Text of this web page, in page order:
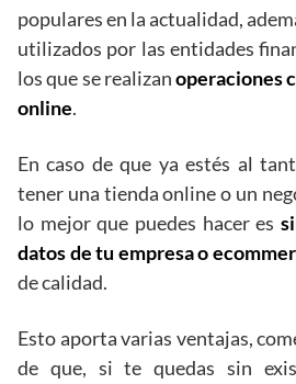
populares en la actualidad,
utilizados por las entidades
los que se realizanoperaciones
online.
En caso de que ya estés al
tener una tienda online o un
lo mejor que puedes hacer es
datos de tu empresa o
de calidad.
Esto aporta varias ventajas,
de que, si te quedas sin